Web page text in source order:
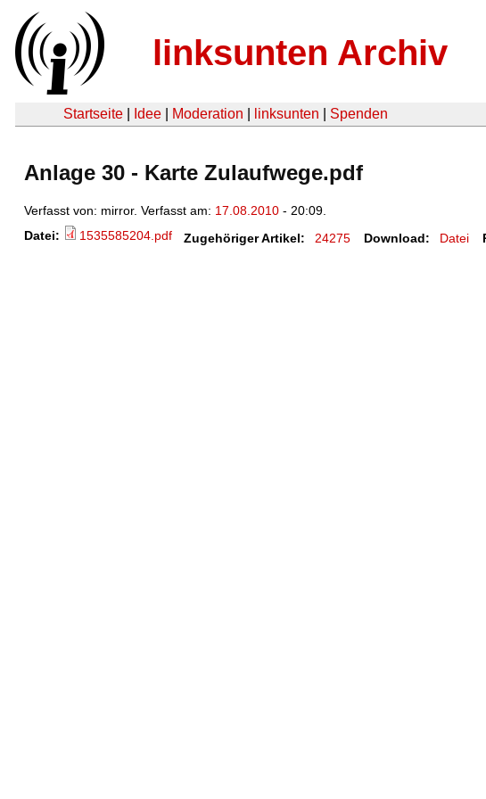
linksunten Archiv
Startseite Idee Moderation linksunten Spenden
Anlage 30 - Karte Zulaufwege.pdf
Verfasst von: mirror. Verfasst am: 17.08.2010 - 20:09.
Datei:
1535585204.pdf Zugehöriger Artikel: 24275 Download: Datei